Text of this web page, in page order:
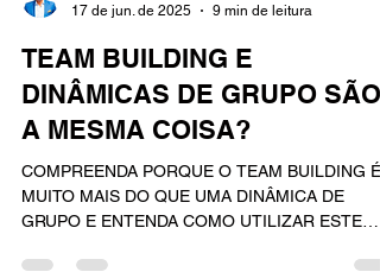
Eduardo Almeida
17 de jun. de 2025
9 min de leitura
TEAM BUILDING E
DINÂMICAS DE GRUPO SÃO
A MESMA COISA?
COMPREENDA PORQUE O TEAM BUILDING É